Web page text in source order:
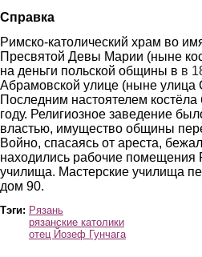
Справка
Римско-католический храм во
Пресвятой Девы Марии (ныне
на деньги польской общины в в
Абрамовской улице (ныне
Последним настоятелем
году. Религиозное заведение
властью, имущество общины
Войно, спасаясь от ареста,
находились рабочие помещения
училища. Мастерские училища
дом 90.
Тэги: Рязань
рязанские католики
отец Йозеф Гунчага